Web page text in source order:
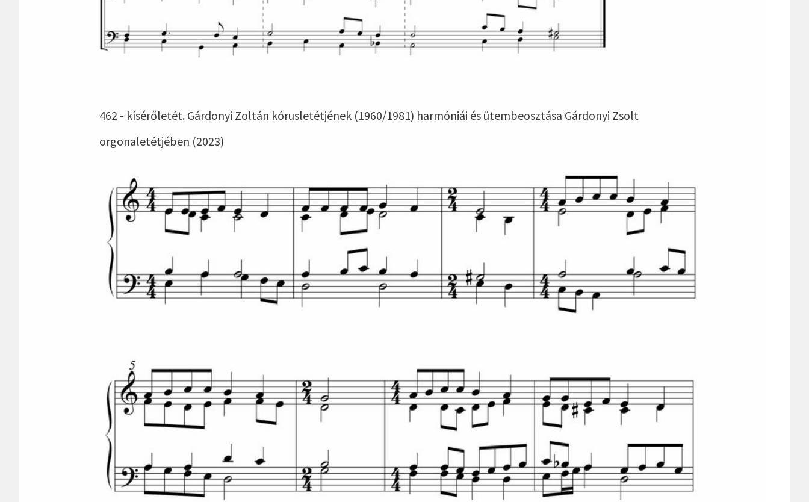
462 - kísérőletét. Gárdonyi Zoltán kórusletétjének (1960/1981) harmóniái és ütembeosztása Gárdonyi Zsolt
orgonaletétjében (2023)